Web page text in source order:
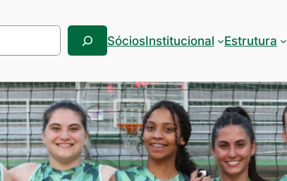
SóciosInstitucional Estrutura